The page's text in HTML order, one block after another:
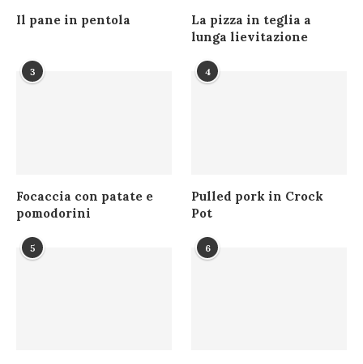
Il pane in pentola
La pizza in teglia a
lunga lievitazione
3
Focaccia con patate e
pomodorini
4
Pulled pork in Crock
Pot
5 6